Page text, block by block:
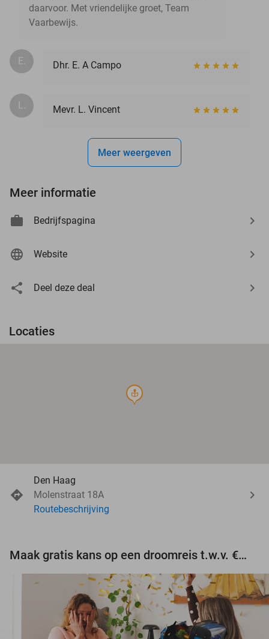
daarvoor. Met vriendelijke groet, Team
Vaarbewijs.
E. Dhr. E. A Campo
L. Mevr. L. Vincent
Meer weergeven
Meer informatie
Bedrijfspagina
Website
Deel deze deal
Locaties
course
Den Haag
Molenstraat 18A
Routebeschrijving
Maak gratis kans op een droomreis t.w.v. €3.000!